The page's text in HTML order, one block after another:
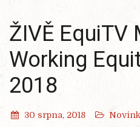
ŽIVĚ
Working
2018
30 srpna, 2018